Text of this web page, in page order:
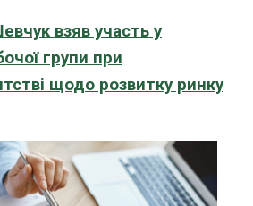
взяв участь у
групи при
щодо розвитку ринку